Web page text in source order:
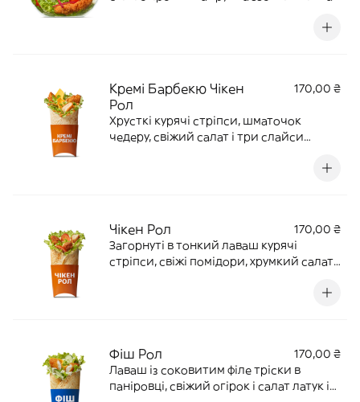
оливковій олії або пікантній заправці
Кремі Барбекю Чікен
Рол
170,00 ₴
Хрусткі курячі стріпси, шматочок
чедеру, свіжий салат і три слайси
Чікен Рол
170,00 ₴
Загорнуті в тонкий лаваш курячі
стріпси, свіжі помідори, хрумкий салат
Фіш Рол
170,00 ₴
Лаваш із соковитим філе тріски в
паніровці, свіжий огірок і салат латук із